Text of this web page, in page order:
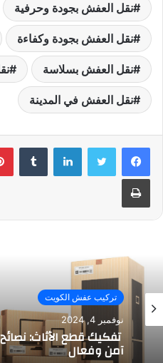
نقل العفش بجودة وحرفية
نقل العفش بجودة وكفاءة
نقل العفش بسلاسة
نقل العفش في المدينة
لينكدإن
طباعة
تركيب عفش الكويت
نوفمبر 4, 2024
تفكيك قطع الأثاث:
آمن وفعال